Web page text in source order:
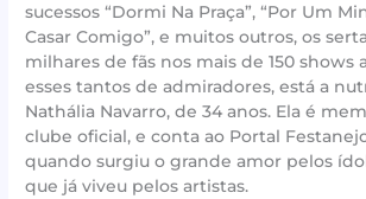
sucessos “Dormi Na Praça”, “Por Um
Casar Comigo”, e muitos outros, os
milhares de fãs nos mais de 150 shows
esses tantos de admiradores, está a
Nathália Navarro, de 34 anos. Ela é
clube oficial, e conta ao Portal
quando surgiu o grande amor pelos
que já viveu pelos artistas.